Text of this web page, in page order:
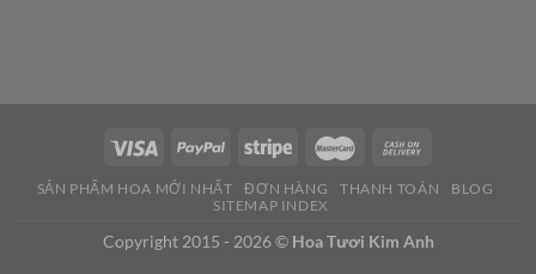
SẢN PHẨM HOA MỚI NHẤT ĐƠN HÀNG THANH TOÁN
BLOG
SITEMAP INDEX
Copyright 2015 - 2026 © Hoa Tươi Kim Anh